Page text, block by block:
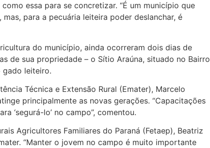
essa para se concretizar. “É um município que
para a pecuária leiteira poder deslanchar, é
do município, ainda ocorreram dois dias de
de sua propriedade – o Sítio Araúna, situado no Bairro
gado leiteiro.
Técnica e Extensão Rural (Emater), Marcelo
principalmente as novas gerações. “Capacitações
‘segurá-lo’ no campo”, comentou.
Agricultores Familiares do Paraná (Fetaep), Beatriz
“Manter o jovem no campo é muito importante